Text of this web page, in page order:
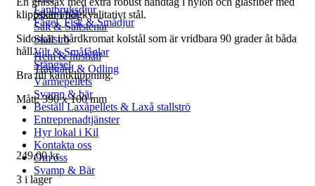
Lantbruksdjur
Fågel, Fisk & Smådjur
Spannmål
Salt & Saltstenar
Stallströ
Vilt & Småfåglar
Stängsel
Hem & hushåll
Trädgård & Odling
Värmepellets
Svamp & bär
Beställ Laxåpellets & Laxå stallströ
Entreprenadtjänster
Hyr lokal i Kil
Kontakta oss
Om oss
Svamp & Bär
klippskär i högkvalitativt stål.
Sidoskär i hårdkromat kolstål som är vridbara 90 grader åt båda
håll.
Bra till kantklippning.
Mått: 390 x 100 mm
249,00kr
3 i lager